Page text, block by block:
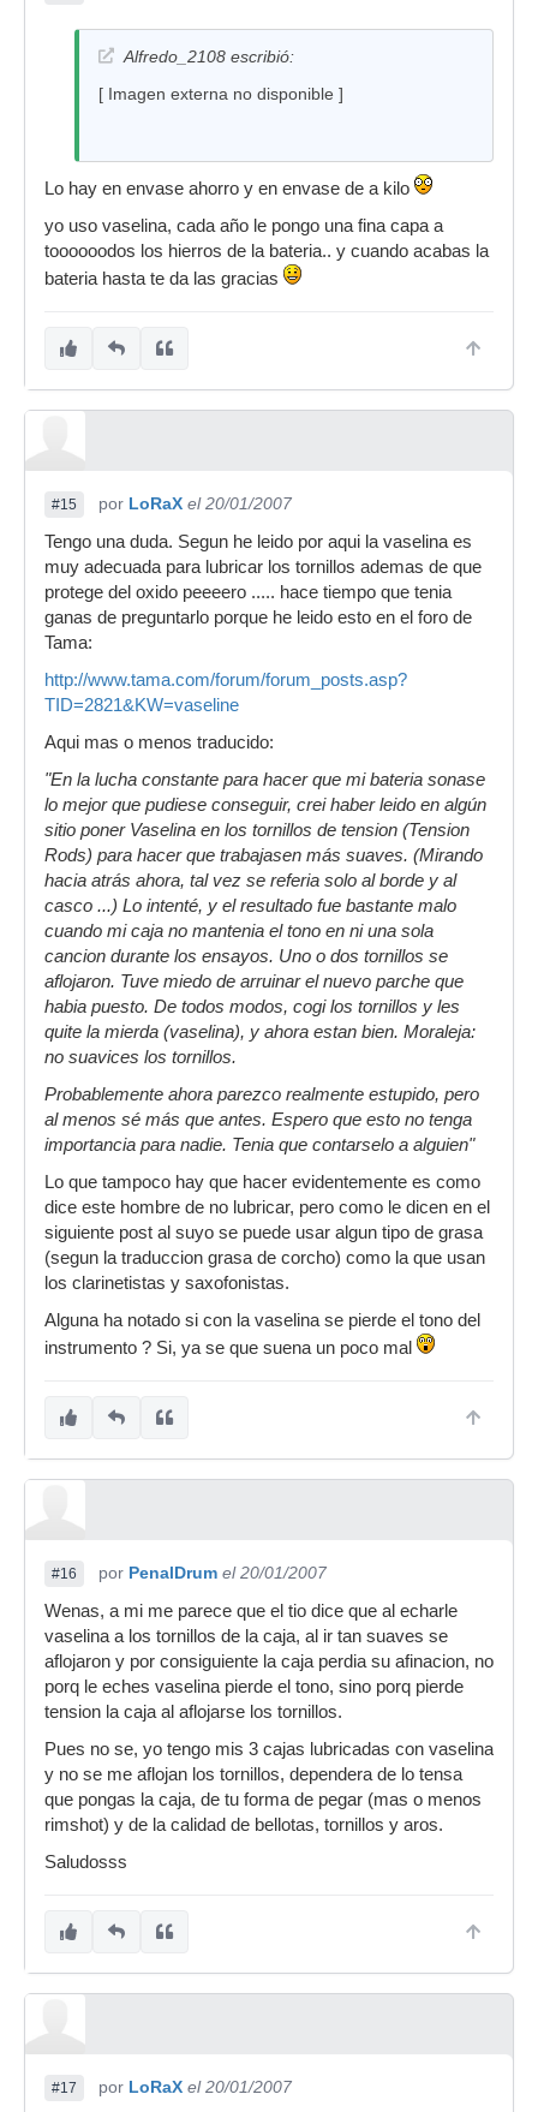
Alfredo_2108 escribió:
[ Imagen externa no disponible ]
Lo hay en envase ahorro y en envase de a kilo
yo uso vaselina, cada año le pongo una fina capa a
toooooodos los hierros de la bateria.. y cuando acabas la
bateria hasta te da las gracias
#15 por LoRaX el 20/01/2007
Tengo una duda. Segun he leido por aqui la vaselina es
muy adecuada para lubricar los tornillos ademas de que
protege del oxido peeeero ..... hace tiempo que tenia
ganas de preguntarlo porque he leido esto en el foro de
Tama:
http://www.tama.com/forum/forum_posts.asp?
TID=2821&KW=vaseline
Aqui mas o menos traducido:
"En la lucha constante para hacer que mi bateria sonase
lo mejor que pudiese conseguir, crei haber leido en algún
sitio poner Vaselina en los tornillos de tension (Tension
Rods) para hacer que trabajasen más suaves. (Mirando
hacia atrás ahora, tal vez se referia solo al borde y al
casco ...) Lo intenté, y el resultado fue bastante malo
cuando mi caja no mantenia el tono en ni una sola
cancion durante los ensayos. Uno o dos tornillos se
aflojaron. Tuve miedo de arruinar el nuevo parche que
habia puesto. De todos modos, cogi los tornillos y les
quite la mierda (vaselina), y ahora estan bien. Moraleja:
no suavices los tornillos.
Probablemente ahora parezco realmente estupido, pero
al menos sé más que antes. Espero que esto no tenga
importancia para nadie. Tenia que contarselo a alguien"
Lo que tampoco hay que hacer evidentemente es como
dice este hombre de no lubricar, pero como le dicen en el
siguiente post al suyo se puede usar algun tipo de grasa
(segun la traduccion grasa de corcho) como la que usan
los clarinetistas y saxofonistas.
Alguna ha notado si con la vaselina se pierde el tono del
instrumento ? Si, ya se que suena un poco mal
#16 por PenalDrum el 20/01/2007
Wenas, a mi me parece que el tio dice que al echarle
vaselina a los tornillos de la caja, al ir tan suaves se
aflojaron y por consiguiente la caja perdia su afinacion, no
porq le eches vaselina pierde el tono, sino porq pierde
tension la caja al aflojarse los tornillos.
Pues no se, yo tengo mis 3 cajas lubricadas con vaselina
y no se me aflojan los tornillos, dependera de lo tensa
que pongas la caja, de tu forma de pegar (mas o menos
rimshot) y de la calidad de bellotas, tornillos y aros.
Saludosss
#17 por LoRaX el 20/01/2007